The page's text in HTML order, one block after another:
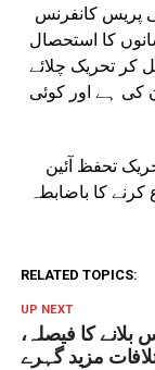
پریس کانفرنس
کا استحصال
کر تحریک چلائے
کی ہے اور کوئی
تحفظ آئین
کا باضابطہ
RELATED TOPICS:
UP NEXT
واپس بلانے کا فیصلہ،
مزید گہرے